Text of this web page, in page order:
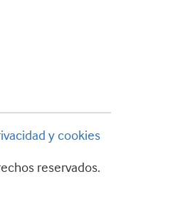
y cookies
reservados.